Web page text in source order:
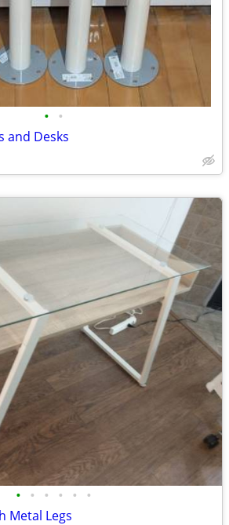
• •
and Desks
• • • • • •
Metal Legs